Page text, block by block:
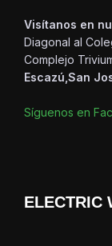
Visítanos en
Diagonal al
Complejo
Escazú,San
Síguenos en
ELECTRIC